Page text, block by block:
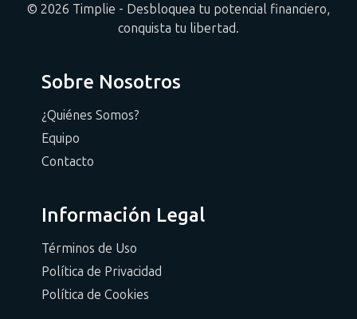
© 2026 Timplie - Desbloquea tu potencial financiero,
conquista tu libertad.
Sobre Nosotros
¿Quiénes Somos?
Equipo
Contacto
Información Legal
Términos de Uso
Política de Privacidad
Política de Cookies